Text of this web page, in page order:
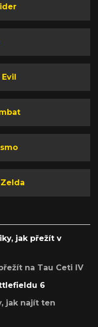
jak přežít v
na Tau Ceti IV
6
jak najít ten